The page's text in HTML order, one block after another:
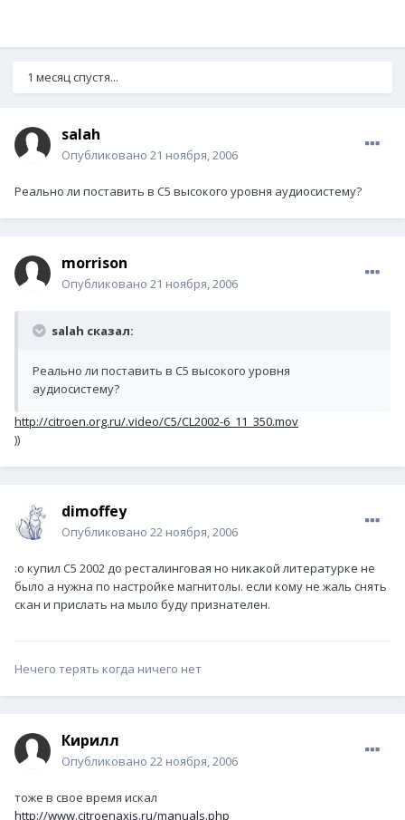
1 месяц спустя...
salah
Опубликовано 21 ноября, 2006
Реально ли поставить в C5 высокого уровня аудиосистему?
morrison
Опубликовано 21 ноября, 2006
salah сказал:
Реально ли поставить в C5 высокого уровня
аудиосистему?
http://citroen.org.ru/.video/C5/CL2002-6_11_350.mov
))
dimoffey
Опубликовано 22 ноября, 2006
:o купил С5 2002 до ресталинговая но никакой литературке не
было а нужна по настройке магнитолы. если кому не жаль снять
скан и прислать на мыло буду признателен.
Нечего терять когда ничего нет
Кирилл
Опубликовано 22 ноября, 2006
тоже в свое время искал
http://www.citroenaxis.ru/manuals.php